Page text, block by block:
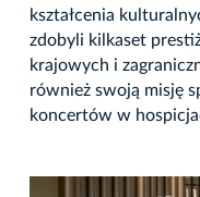
kształcenia
zdobyli kilkaset
krajowych i
również swoją misję
koncertów w